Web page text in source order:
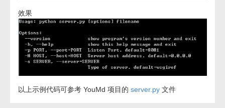
效果
以上示例代码可参考 YouMd 项目的 server.py 文件